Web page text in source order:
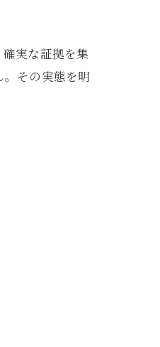
実な証拠を集
その実態を明